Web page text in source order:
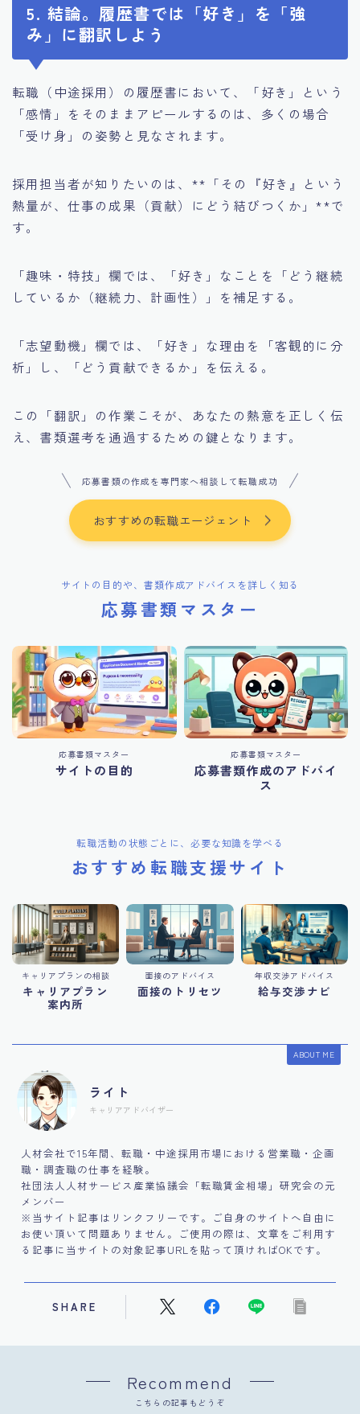
5. 結論。履歴書では「好き」を「強
み」に翻訳しよう
転職（中途採用）の履歴書において、「好き」という
「感情」をそのままアピールするのは、多くの場合
「受け身」の姿勢と見なされます。
採用担当者が知りたいのは、**「その『好き』という
熱量が、仕事の成果（貢献）にどう結びつくか」**で
す。
「趣味・特技」欄では、「好き」なことを「どう継続
しているか（継続力、計画性）」を補足する。
「志望動機」欄では、「好き」な理由を「客観的に分
析」し、「どう貢献できるか」を伝える。
この「翻訳」の作業こそが、あなたの熱意を正しく伝
え、書類選考を通過するための鍵となります。
応募書類の作成を専門家へ相談して転職成功
おすすめの転職エージェント
サイトの目的や、書類作成アドバイスを詳しく知る
応募書類マスター
応募書類マスター
サイトの目的
応募書類マスター
応募書類作成のアドバイ
ス
転職活動の状態ごとに、必要な知識を学べる
おすすめ転職支援サイト
キャリアプランの相談
キャリアプラン
案内所
面接のアドバイス
面接のトリセツ
年収交渉アドバイス
給与交渉ナビ
ABOUT ME
ライト
キャリアアドバイザー
人材会社で15年間、転職・中途採用市場における営業職・企画
職・調査職の仕事を経験。
社団法人人材サービス産業協議会「転職賃金相場」研究会の元
メンバー
※当サイト記事はリンクフリーです。ご自身のサイトへ自由に
お使い頂いて問題ありません。ご使用の際は、文章をご利用す
る記事に当サイトの対象記事URLを貼って頂ければOKです。
SHARE
Recommend
こちらの記事もどうぞ